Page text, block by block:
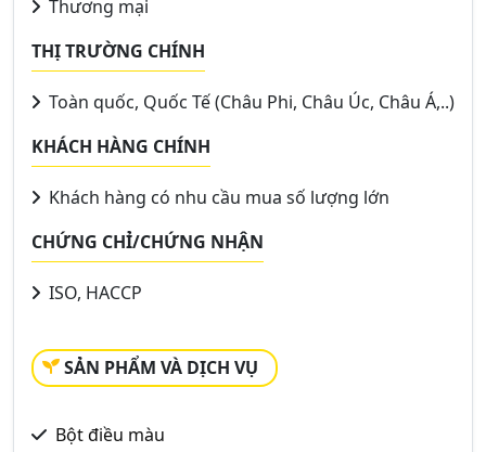
Thương mại
THỊ TRƯỜNG CHÍNH
Toàn quốc, Quốc Tế (Châu Phi, Châu Úc, Châu Á,..)
KHÁCH HÀNG CHÍNH
Khách hàng có nhu cầu mua số lượng lớn
CHỨNG CHỈ/CHỨNG NHẬN
ISO, HACCP
SẢN PHẨM VÀ DỊCH VỤ
Bột điều màu